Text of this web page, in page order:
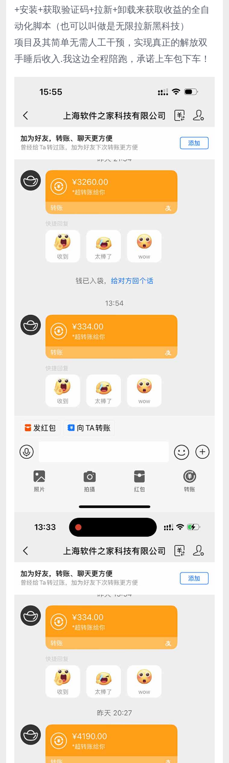
+安装+获取验证码+拉新+卸载来获取收益的全自
动化脚本（也可以叫做是无限拉新黑科技）
项目及其简单无需人工干预，实现真正的解放双
手睡后收入.我这边全程陪跑，承诺上车包下车！